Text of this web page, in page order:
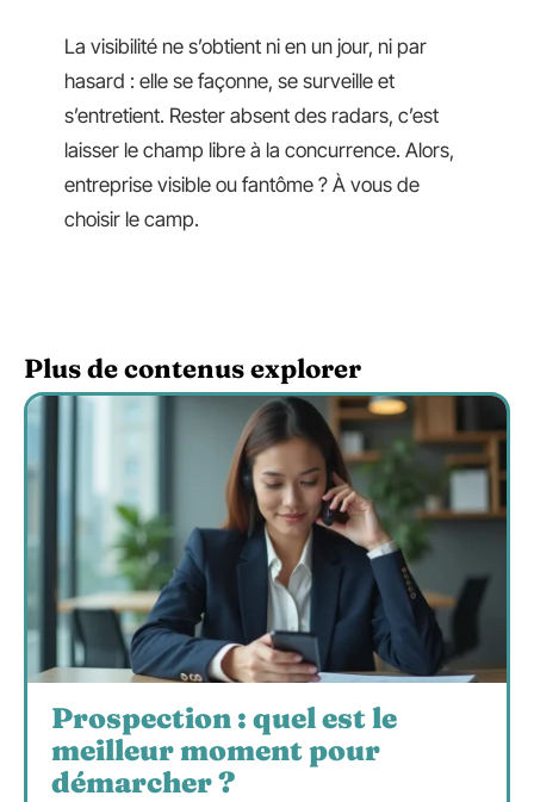
La visibilité ne s’obtient ni en un jour, ni par
hasard : elle se façonne, se surveille et
s’entretient. Rester absent des radars, c’est
laisser le champ libre à la concurrence. Alors,
entreprise visible ou fantôme ? À vous de
choisir le camp.
Plus de contenus explorer
Prospection : quel est le
meilleur moment pour
démarcher ?